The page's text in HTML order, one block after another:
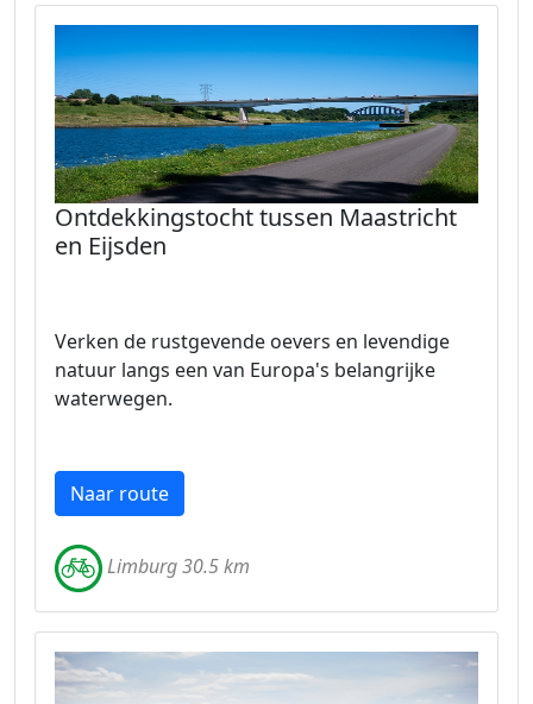
Ontdekkingstocht tussen Maastricht
en Eijsden
Verken de rustgevende oevers en levendige
natuur langs een van Europa's belangrijke
waterwegen.
Naar route
Limburg 30.5 km